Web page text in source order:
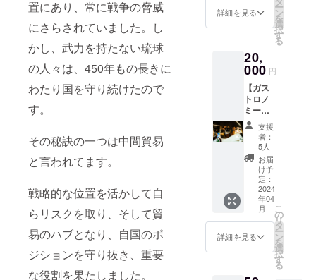
置にあり、常に戦争の脅威
にさらされていました。し
かし、武力を持たない琉球
の人々は、450年もの長きに
わたり国を守り続けたので
す。
その秘訣の一つは中間貿易
と言われてます。
戦略的な位置を活かして自
らリスクを取り、そして貿
易のハブとなり、自国のポ
ジションを守り抜き、重要
な役割を果たしました。
い。 ※
限り ※
マド
リード
フュー
ジョン
では流
れませ
ん。 ※
支援
時、必
ず備考
欄に希
望され
るお名
前、企
ご記入
くださ
ので、
肉の旨
みを味
わいな
がらお
召し上
がりく
ださ
い。
ソース
には赤
ワイン
の酸の
切れに
加え、
豆腐餻
でコク
と旨み
染みの
無い場
所を訪
際、情
報の無
さから
美味し
いご飯
を食べ
れな
かった
り、土
地勘の
無さか
ら時間
をロス
したり
する事
は少な
くない
詳細を見る ー
ン
を
選
択
す
る
20,
000 円
【ガス
トロノ
ミー
ツーリ
ズム：
宮古島
の伝
統、オ
トーリ
が出来
る券】
シェフ
になっ
てから
僕は大
事な人
支援
者：
5人
お届
け予
定：
2024
年04
月
詳細を見る
こ
の
リ
タ
ー
ン
を
選
択
す
る